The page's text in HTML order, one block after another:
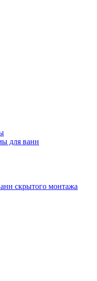
для ванн
скрытого монтажа